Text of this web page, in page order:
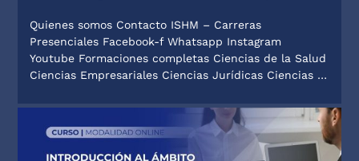
Quienes somos Contacto ISHM – Carreras
Presenciales Facebook-f Whatsapp Instagram
Youtube Formaciones completas Ciencias de la Salud
Ciencias Empresariales Ciencias Jurídicas Ciencias …